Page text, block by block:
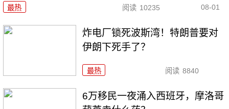
最热 阅读 10235 08-01
炸电厂锁死波斯湾！特朗普要对
伊朗下死手了？
最热 阅读 8840
6万移民一夜涌入西班牙，摩洛哥